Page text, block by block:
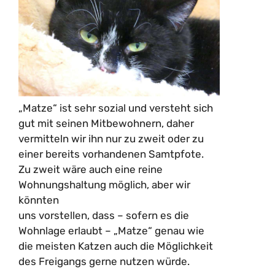
„Matze“ ist sehr sozial und versteht sich
gut mit seinen Mitbewohnern, daher
vermitteln wir ihn nur zu zweit oder zu
einer bereits vorhandenen Samtpfote.
Zu zweit wäre auch eine reine
Wohnungshaltung möglich, aber wir
könnten
uns vorstellen, dass – sofern es die
Wohnlage erlaubt – „Matze“ genau wie
die meisten Katzen auch die Möglichkeit
des Freigangs gerne nutzen würde.